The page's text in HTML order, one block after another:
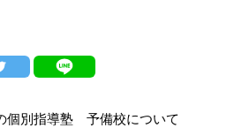
個別指導塾 予備校について